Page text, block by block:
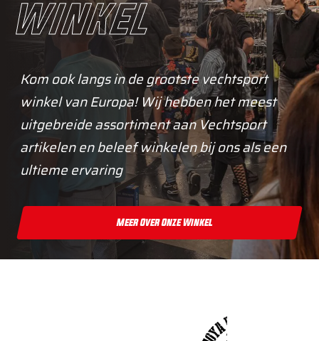
winkel
Kom ook langs in de grootste vechtsport
winkel van Europa! Wij hebben het meest
uitgebreide assortiment aan Vechtsport
artikelen en beleef winkelen bij ons als een
ultieme ervaring
Meer Over Onze Winkel